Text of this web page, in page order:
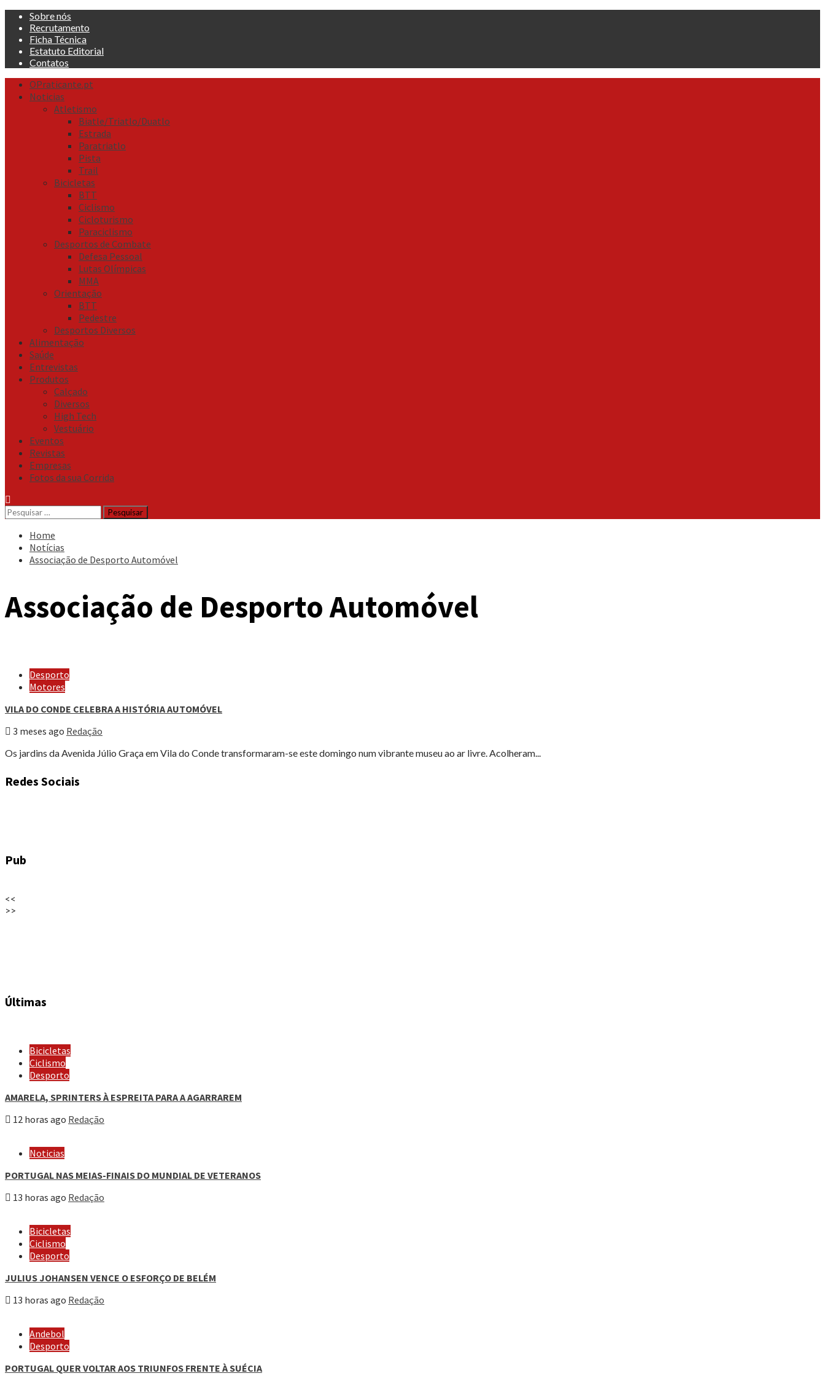
Skip
content
Sobre nós
Recrutamento
Ficha Técnica
Estatuto Editorial
Contatos
Primary
Menu
OPraticante.pt
Noticias
Atletismo
Biatle/Triatlo/Duatlo
Estrada
Paratriatlo
Pista
Trail
Bicicletas
BTT
Ciclismo
Cicloturismo
Paraciclismo
Desportos de Combate
Defesa Pessoal
Lutas Olímpicas
MMA
Orientação
BTT
Pedestre
Desportos Diversos
Alimentação
Saúde
Entrevistas
Produtos
Calçado
Diversos
High Tech
Vestuário
Eventos
Revistas
Empresas
Fotos da sua Corrida
Pesquisar
por:
Home
Notícias
Associação de Desporto Automóvel
Associação de Desporto Automóvel
Desporto
Motores
VILA DO CONDE CELEBRA A HISTÓRIA AUTOMÓVEL
3 meses ago Redação
Os jardins da Avenida Júlio Graça em Vila do Conde transformaram-se este domingo num vibrante museu ao ar livre. Acolheram...
Redes Sociais
Pub
<<
>>
Últimas
Bicicletas
Ciclismo
Desporto
AMARELA, SPRINTERS À ESPREITA PARA A AGARRAREM
12 horas ago Redação
Noticias
PORTUGAL NAS MEIAS-FINAIS DO MUNDIAL DE VETERANOS
13 horas ago Redação
Bicicletas
Ciclismo
Desporto
JULIUS JOHANSEN VENCE O ESFORÇO DE BELÉM
13 horas ago Redação
Andebol
Desporto
PORTUGAL QUER VOLTAR AOS TRIUNFOS FRENTE À SUÉCIA